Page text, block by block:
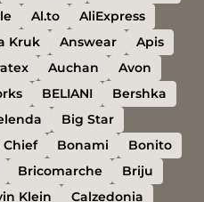
Al.to
AliExpress
Kruk Answear
Apis
Auchan
Avon
BELIANI
Bershka
Big Star
Chief Bonami
Bonito
Bricomarche
Briju
Klein Calzedonia